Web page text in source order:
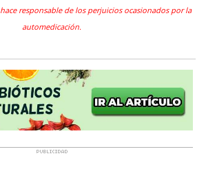
responsable de los perjuicios ocasionados por la
automedicación.